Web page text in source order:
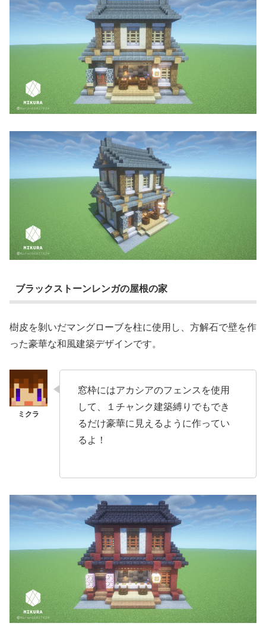
ブラックストーンレンガの屋根の家
樹皮を剝いだマングローブを柱に使用し、方解石で壁を作
った豪華な和風建築デザインです。
窓枠にはアカシアのフェンスを使用
して、１チャンク建築縛りでもでき
るだけ豪華に見えるように作ってい
るよ！